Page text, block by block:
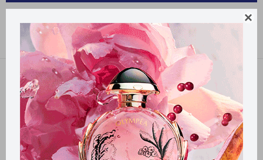

Filtrando por: X-pel